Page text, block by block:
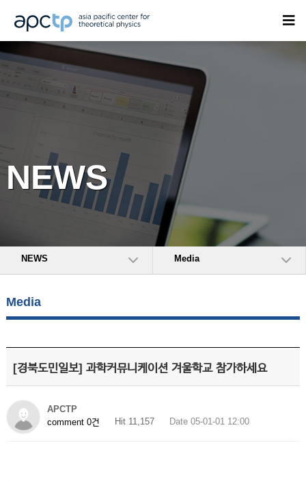
NEWS
NEWS Media
Media
[경북도민일보] 과학커뮤니케이션 겨울학교 참가하세요
APCTP
comment 0건
Hit 11,157 Date 05-01-01 12:00